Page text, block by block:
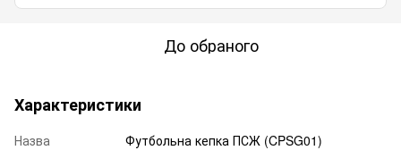
До обраного
Характеристики
Назва Футбольна кепка ПСЖ (CPSG01)